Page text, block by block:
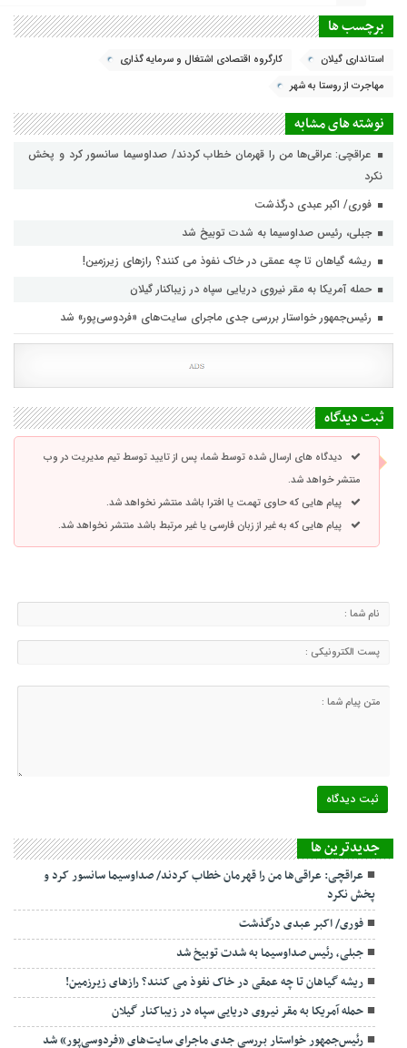
برچسب ها
استانداری گیلان
کارگروه اقتصادی اشتغال و سرمایه گذاری
مهاجرت از روستا به شهر
نوشته های مشابه
عراقچی: عراقی‌ها من را قهرمان خطاب کردند/ صداوسیما سانسور کرد و پخش
نکرد
فوری/ اکبر عبدی درگذشت
جبلی، رئیس صداوسیما به شدت توبیخ شد
ریشه گیاهان تا چه عمقی در خاک نفوذ می کنند؟ رازهای زیرزمین!
حمله آمریکا به مقر نیروی دریایی سپاه در زیباکنار گیلان
رئیس‌جمهور خواستار بررسی جدی ماجرای سایت‌های «فردوسی‌پور» شد
ثبت دیدگاه
دیدگاه های ارسال شده توسط شما، پس از تایید توسط تیم مدیریت در وب
منتشر خواهد شد.
پیام هایی که حاوی تهمت یا افترا باشد منتشر نخواهد شد.
پیام هایی که به غیر از زبان فارسی یا غیر مرتبط باشد منتشر نخواهد شد.
جديدترين ها
عراقچی: عراقی‌ها من را قهرمان خطاب کردند/ صداوسیما سانسور کرد و
پخش نکرد
فوری/ اکبر عبدی درگذشت
جبلی، رئیس صداوسیما به شدت توبیخ شد
ریشه گیاهان تا چه عمقی در خاک نفوذ می کنند؟ رازهای زیرزمین!
حمله آمریکا به مقر نیروی دریایی سپاه در زیباکنار گیلان
رئیس‌جمهور خواستار بررسی جدی ماجرای سایت‌های «فردوسی‌پور» شد